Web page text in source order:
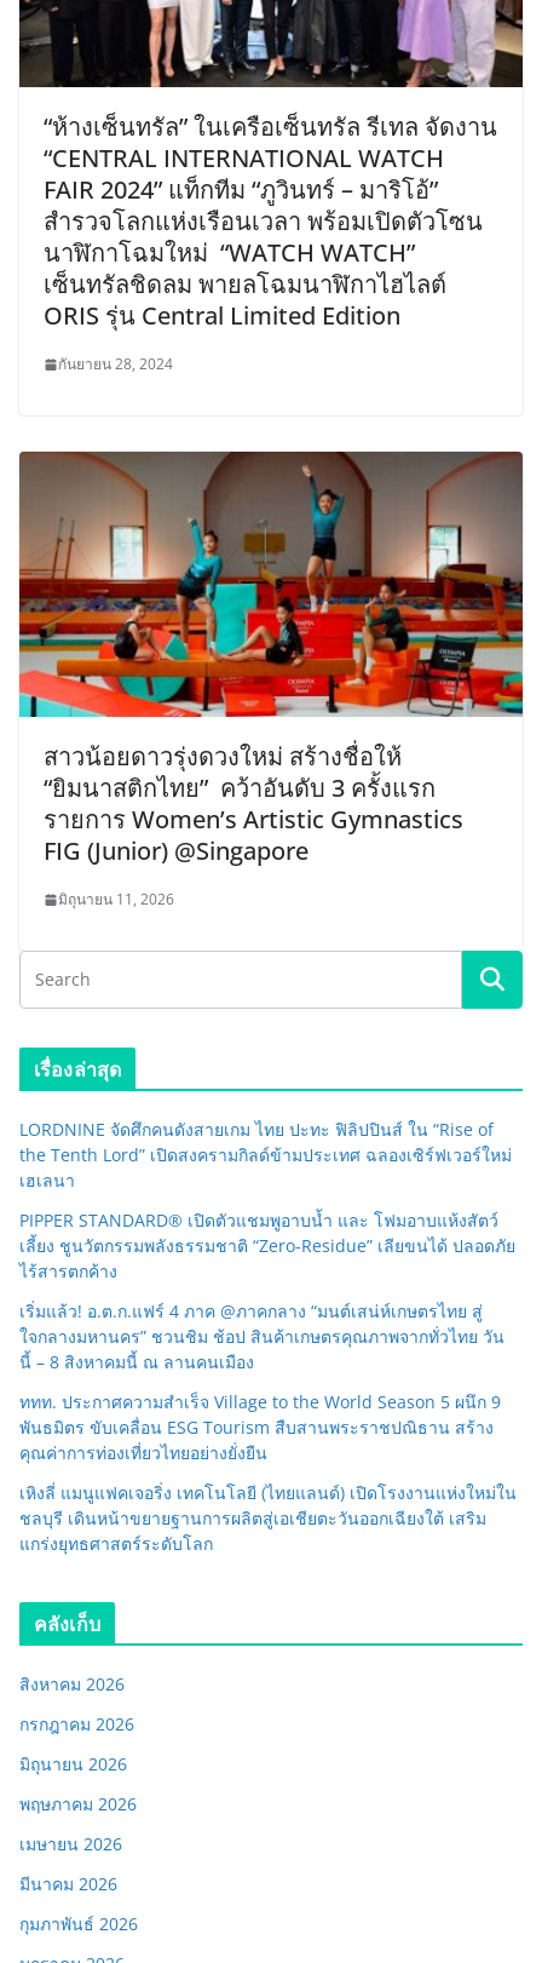
“ห้างเซ็นทรัล” ในเครือเซ็นทรัล รีเทล จัดงาน
“CENTRAL INTERNATIONAL WATCH
FAIR 2024” แท็กทีม “ภูวินทร์ – มาริโอ้”
สำรวจโลกแห่งเรือนเวลา พร้อมเปิดตัวโซน
นาฬิกาโฉมใหม่ “WATCH WATCH”
เซ็นทรัลชิดลม พายลโฉมนาฬิกาไฮไลต์
ORIS รุ่น Central Limited Edition
กันยายน 28, 2024
สาวน้อยดาวรุ่งดวงใหม่ สร้างชื่อให้
“ยิมนาสติกไทย” คว้าอันดับ 3 ครั้งแรก
รายการ Women’s Artistic Gymnastics
FIG (Junior) @Singapore
มิถุนายน 11, 2026
เรื่องล่าสุด
LORDNINE จัดศึกคนดังสายเกม ไทย ปะทะ ฟิลิปปินส์ ใน “Rise of
the Tenth Lord” เปิดสงครามกิลด์ข้ามประเทศ ฉลองเซิร์ฟเวอร์ใหม่
เฮเลนา
PIPPER STANDARD® เปิดตัวแชมพูอาบน้ำ และ โฟมอาบแห้งสัตว์
เลี้ยง ชูนวัตกรรมพลังธรรมชาติ “Zero-Residue” เลียขนได้ ปลอดภัย
ไร้สารตกค้าง
เริ่มแล้ว! อ.ต.ก.แฟร์ 4 ภาค @ภาคกลาง “มนต์เสน่ห์เกษตรไทย สู่
ใจกลางมหานคร” ชวนชิม ช้อป สินค้าเกษตรคุณภาพจากทั่วไทย วัน
นี้ – 8 สิงหาคมนี้ ณ ลานคนเมือง
ททท. ประกาศความสำเร็จ Village to the World Season 5 ผนึก 9
พันธมิตร ขับเคลื่อน ESG Tourism สืบสานพระราชปณิธาน สร้าง
คุณค่าการท่องเที่ยวไทยอย่างยั่งยืน
เหิงลี่ แมนูแฟคเจอริ่ง เทคโนโลยี (ไทยแลนด์) เปิดโรงงานแห่งใหม่ใน
ชลบุรี เดินหน้าขยายฐานการผลิตสู่เอเชียตะวันออกเฉียงใต้ เสริม
แกร่งยุทธศาสตร์ระดับโลก
คลังเก็บ
สิงหาคม 2026
กรกฎาคม 2026
มิถุนายน 2026
พฤษภาคม 2026
เมษายน 2026
มีนาคม 2026
กุมภาพันธ์ 2026